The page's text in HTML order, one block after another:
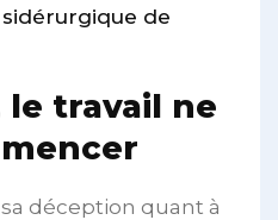
de
le travail ne
sa déception quant à